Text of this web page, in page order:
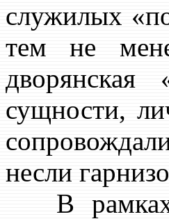
служилых
тем не
сущности,
несли
В рамках